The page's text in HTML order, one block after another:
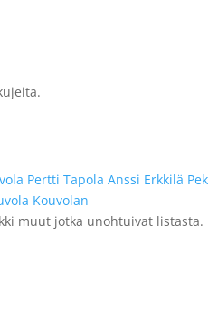
Pertti Tapola Anssi Erkkilä
Kouvolan
muut jotka unohtuivat listasta.